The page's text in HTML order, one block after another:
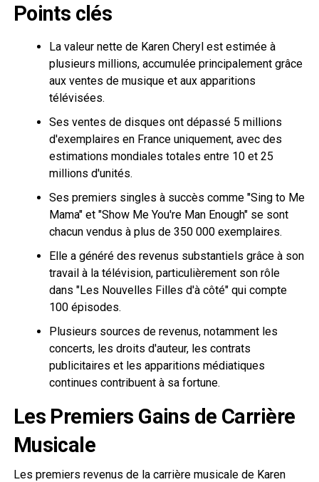
Points clés
La valeur nette de Karen Cheryl est estimée à
plusieurs millions, accumulée principalement grâce
aux ventes de musique et aux apparitions
télévisées.
Ses ventes de disques ont dépassé 5 millions
d'exemplaires en France uniquement, avec des
estimations mondiales totales entre 10 et 25
millions d'unités.
Ses premiers singles à succès comme "Sing to Me
Mama" et "Show Me You're Man Enough" se sont
chacun vendus à plus de 350 000 exemplaires.
Elle a généré des revenus substantiels grâce à son
travail à la télévision, particulièrement son rôle
dans "Les Nouvelles Filles d'à côté" qui compte
100 épisodes.
Plusieurs sources de revenus, notamment les
concerts, les droits d'auteur, les contrats
publicitaires et les apparitions médiatiques
continues contribuent à sa fortune.
Les Premiers Gains de Carrière
Musicale
Les premiers revenus de la carrière musicale de Karen